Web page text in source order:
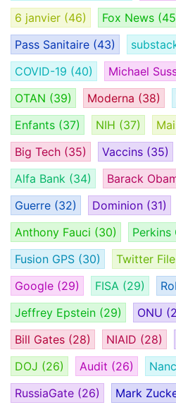
6 janvier (46) Fox News
Pass Sanitaire (43)
COVID-19 (40) Michael
OTAN (39) Moderna (38)
Enfants (37) NIH (37)
Big Tech (35) Vaccins (35)
Alfa Bank (34) Barack
Guerre (32) Dominion (31)
Anthony Fauci (30) Perkins
Fusion GPS (30) Twitter
Google (29) FISA (29)
Jeffrey Epstein (29) ONU
Bill Gates (28) NIAID (28)
DOJ (26) Audit (26)
RussiaGate (26) Mark